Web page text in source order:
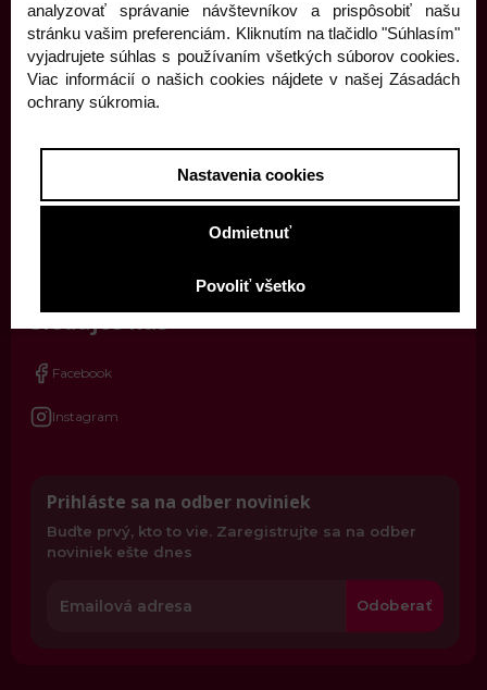
Sezónna ponuka
Sladké
Slané
Informácie
Obchodné podmienky
Kontakt
Sledujte nás
Facebook
Instagram
Prihláste sa na odber noviniek
Buďte prvý, kto to vie. Zaregistrujte sa na odber
noviniek ešte dnes
Odoberať
analyzovať správanie návštevníkov a prispôsobiť našu
stránku vašim preferenciám. Kliknutím na tlačidlo "Súhlasím"
vyjadrujete súhlas s používaním všetkých súborov cookies.
Viac informácií o našich cookies nájdete v našej Zásadách
ochrany súkromia.
Nastavenia cookies
Odmietnuť
Povoliť všetko